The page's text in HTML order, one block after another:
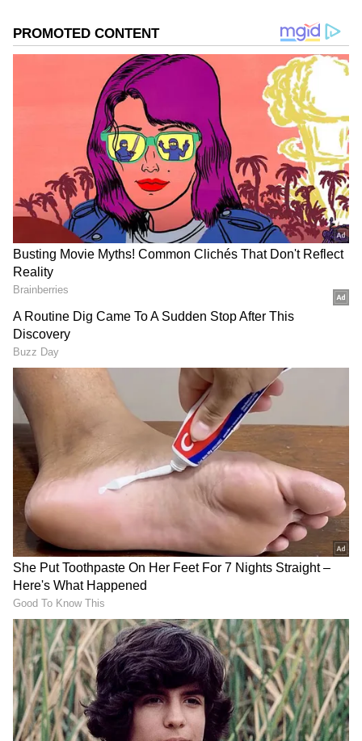
2
8
ಇದೀಗ ಐಪಿಎಲ್‌ನ ಮಹತ್ತರ ಬೆಳವಣಿಯೊಂದರಲ್ಲಿ
ರಾಜಸ್ಥಾನ ರಾಯಲ್ಸ್ ಫ್ರಾಂಚೈಸಿಯು ಲಸಿತ್ ಮಾಲಿಂಗ
ಅವರನ್ನು ತನ್ನ ಬೌಲಿಂಗ್ ಕೋಚ್ ಆಗಿ ನೇಮಕ
ಮಾಡಿಕೊಳ್ಳುವಲ್ಲಿ ಯಶಸ್ವಿಯಾಗಿದ್ದಾರೆ. ಈ ಮೂಲಕ ಮುಂಬೈ
ಇಂಡಿಯನ್ಸ್‌ಗೆ, ರಾಯಲ್ಸ್‌ ಫ್ರಾಂಚೈಸಿ ಟಕ್ಕರ್ ನೀಡಿದೆ.